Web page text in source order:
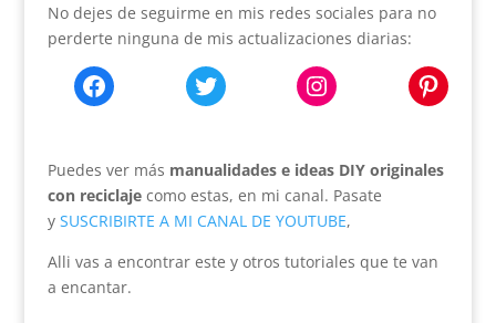
No dejes de seguirme en mis redes sociales para no
perderte ninguna de mis actualizaciones diarias:
FacebookTwitter Instagram
Puedes ver más manualidades e ideas DIY originales
con reciclaje como estas, en mi canal. Pasate
y SUSCRIBIRTE A MI CANAL DE YOUTUBE,
Alli vas a encontrar este y otros tutoriales que te van
a encantar.